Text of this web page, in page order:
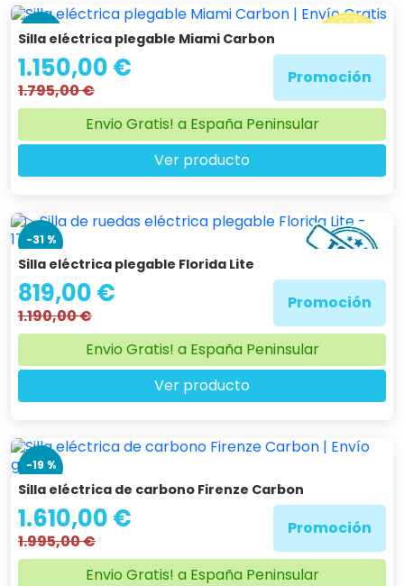
-36 %
Silla eléctrica plegable Miami Carbon
1.150,00 €
1.795,00 €
Promoción
Envio Gratis! a España Peninsular
Ver producto
-31 %
Silla eléctrica plegable Florida Lite
819,00 €
1.190,00 €
Promoción
Envio Gratis! a España Peninsular
Ver producto
-19 %
Silla eléctrica de carbono Firenze Carbon
1.610,00 €
1.995,00 €
Promoción
Envio Gratis! a España Peninsular